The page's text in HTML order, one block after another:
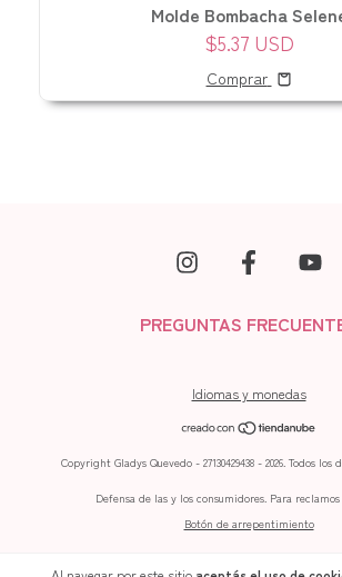
Molde Bombacha
$5.37 USD
Comprar
PREGUNTAS
Idiomas y monedas
Copyright Gladys Quevedo - 27130429438 - 2026. Todos los
Defensa de las y los consumidores. Para reclamos
Botón de arrepentimiento